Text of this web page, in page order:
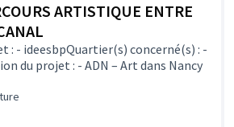
ARTISTIQUE ENTRE
: - ideesbpQuartier(s) concerné(s) : -
du projet : - ADN – Art dans Nancy